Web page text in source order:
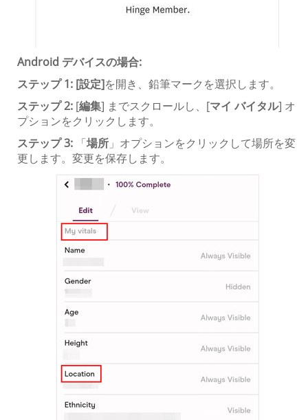
Android デバイスの場合:
ステップ 1: [設定]を開き、鉛筆マークを選択します。
ステップ 2: [編集] までスクロールし、[マイ バイタル] オ
プションをクリックします。
ステップ 3: 「場所 」オプションをクリックして場所を変
更します。変更を保存します。